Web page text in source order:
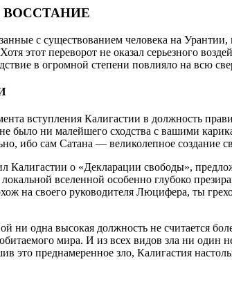
ВОССТАНИЕ
с существованием человека на Урантии,
этот переворот не оказал серьезного
в огромной степени повлияло на всю
вступления Калигастии в должность
было ни малейшего сходства с вашими
ибо сам Сатана — великолепное создание
Калигастии о «Декларации свободы»,
вселенной особенно глубоко
на своего руководителя Люцифера, ты
ни одна высокая должность не считается
мира. И из всех видов зла ни один
это преднамеренное зло, Калигастия